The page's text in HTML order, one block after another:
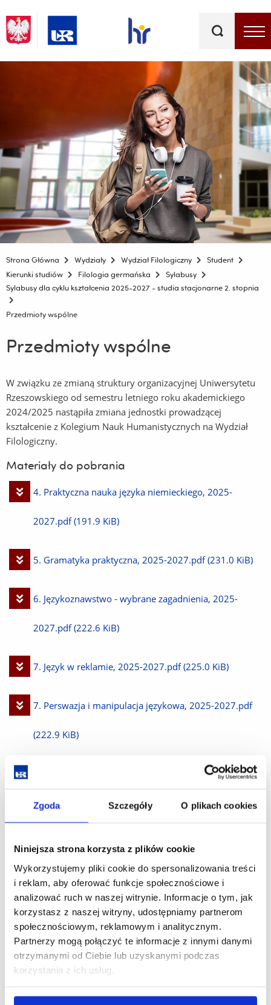
Zgoda Szczegóły O plikach cookies
Niniejsza strona korzysta z plików cookie
Wykorzystujemy pliki cookie do spersonalizowania treści
i reklam, aby oferować funkcje społecznościowe i
analizować ruch w naszej witrynie. Informacje o tym, jak
korzystasz z naszej witryny, udostępniamy partnerom
społecznościowym, reklamowym i analitycznym.
Partnerzy mogą połączyć te informacje z innymi danymi
otrzymanymi od Ciebie lub uzyskanymi podczas
korzystania z ich usług.
kluczowe
Strona Główna Wydziały Wydział Filologiczny
Student
Kierunki studiów
Filologia germańska
Sylabusy
Sylabusy dla cyklu kształcenia 2025-2027 - studia stacjonarne 2. stopnia
Przedmioty wspólne
Przedmioty wspólne
W związku ze zmianą struktury organizacyjnej Uniwersytetu
Rzeszowskiego od semestru letniego roku akademickiego
2024/2025 nastąpiła zmiana jednostki prowadzącej
kształcenie z Kolegium Nauk Humanistycznych na Wydział
Filologiczny.
Materiały do pobrania
Pobierz
plik
4. Praktyczna nauka języka niemieckiego, 2025-
2027.pdf (191.9 KiB)
Pobierz
5. Gramatyka praktyczna, 2025-2027.pdf (231.0 KiB)
Pobierz
plik
6. Językoznawstwo - wybrane zagadnienia, 2025-
2027.pdf (222.6 KiB)
Pobierz
7. Język w reklamie, 2025-2027.pdf (225.0 KiB)
Pobierz
plik
7. Perswazja i manipulacja językowa, 2025-2027.pdf
(222.9 KiB)
plik
7. Struktura informacyjna tekstów, 2025-2027.pdf
(219.2 KiB)
plik
niemieckojęzycznej, 2025-2027.pdf (291.5 KiB)
Pobierz
plik
9. Seminarium magisterskie, 2025-2027.pdf (228.1 KiB)
Pobierz
plik
10. Metodologia badań językoznawczych, 2025-
2027.pdf (213.9 KiB)